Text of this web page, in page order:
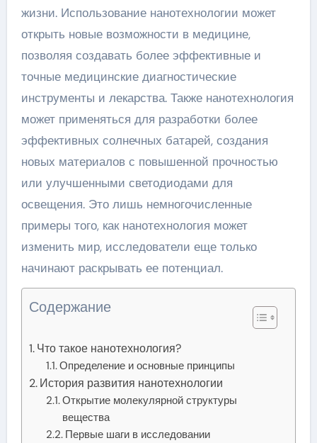
жизни. Использование нанотехнологии может
открыть новые возможности в медицине,
позволяя создавать более эффективные и
точные медицинские диагностические
инструменты и лекарства. Также нанотехнология
может применяться для разработки более
эффективных солнечных батарей, создания
новых материалов с повышенной прочностью
или улучшенными светодиодами для
освещения. Это лишь немногочисленные
примеры того, как нанотехнология может
изменить мир, исследователи еще только
начинают раскрывать ее потенциал.
Содержание
Что такое нанотехнология?
Определение и основные принципы
История развития нанотехнологии
Открытие молекулярной структуры
вещества
Первые шаги в исследовании